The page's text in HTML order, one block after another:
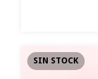
SIN STOCK